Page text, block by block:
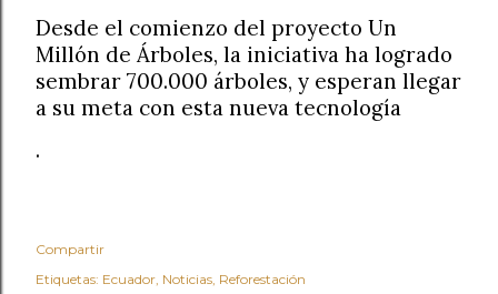
Desde el comienzo del proyecto Un
Millón de Árboles, la iniciativa ha logrado
sembrar 700.000 árboles, y esperan llegar
a su meta con esta nueva tecnología
.
Compartir
Etiquetas: Ecuador Noticias Reforestación